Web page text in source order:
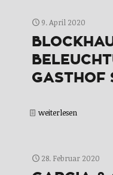
9. April 2020
GASTHOF
weiterlesen
28. Februar 2020